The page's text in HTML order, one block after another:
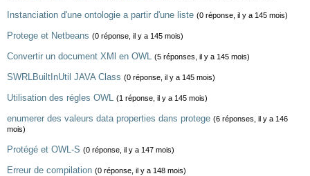
Instanciation d'une ontologie a partir d'une liste (0 réponse, il y a 145 mois)
Protege et Netbeans (0 réponse, il y a 145 mois)
Convertir un document XMl en OWL (5 réponses, il y a 145 mois)
SWRLBuiltInUtil JAVA Class (0 réponse, il y a 145 mois)
Utilisation des régles OWL (1 réponse, il y a 145 mois)
enumerer des valeurs data properties dans protege (6 réponses, il y a 146
mois)
Protégé et OWL-S (0 réponse, il y a 147 mois)
Erreur de compilation (0 réponse, il y a 148 mois)